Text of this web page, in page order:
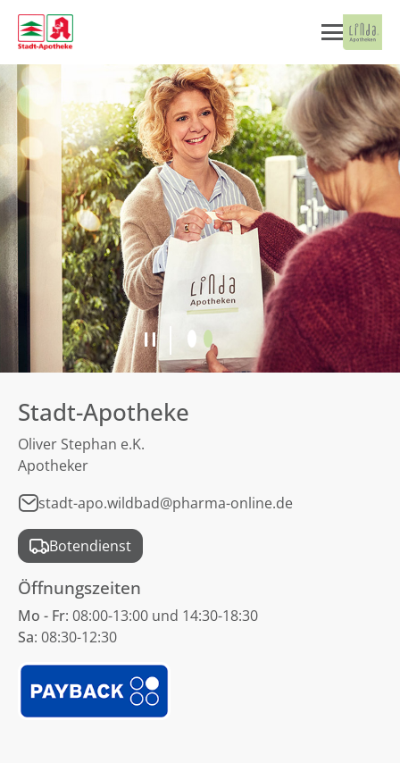
Stadt-Apotheke
Oliver Stephan e.K.
Apotheker
stadt-apo.wildbad@pharma-online.de
Botendienst
Öffnungszeiten
Mo - Fr: 08:00-13:00 und 14:30-18:30
Sa: 08:30-12:30